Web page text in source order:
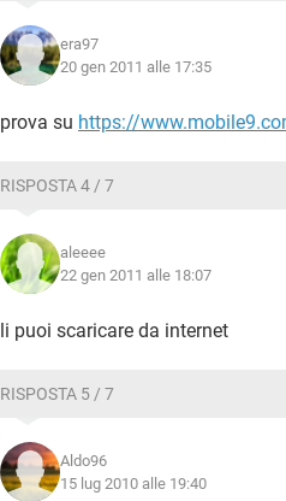
era97
20 gen 2011 alle 17:35
prova su https://
RISPOSTA 4 / 7
aleeee
22 gen 2011 alle 18:07
li puoi scaricare da internet
RISPOSTA 5 / 7
Aldo96
15 lug 2010 alle 19:40